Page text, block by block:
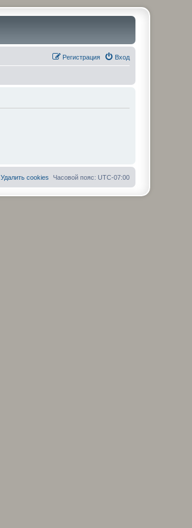
Вход
Регистрация
Часовой пояс: UTC-07:00
Удалить cookies